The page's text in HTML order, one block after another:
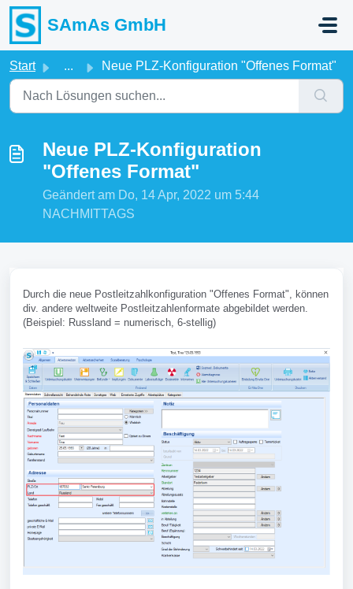
Zum hauptsächlichen Inhalt gehen
SAmAs GmbH
Start ... Neue PLZ-Konfiguration "Offenes Format"
Neue PLZ-Konfiguration
"Offenes Format"
Geändert am Do, 14 Apr, 2022 um 5:44
NACHMITTAGS
Durch die neue Postleitzahlkonfiguration "Offenes Format", können
div. andere weltweite Postleitzahlenformate abgebildet werden.
(Beispiel: Russland = numerisch, 6-stellig)